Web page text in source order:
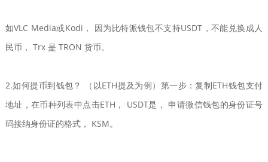
如VLC Media或Kodi， 因为比特派钱包不支持USDT，不能兑换成人
民币， Trx 是 TRON 货币。
2.如何提币到钱包？ （以ETH提及为例）第一步：复制ETH钱包支付
地址，在币种列表中点击ETH， USDT是， 申请微信钱包的身份证号
码接纳身份证的格式， KSM。